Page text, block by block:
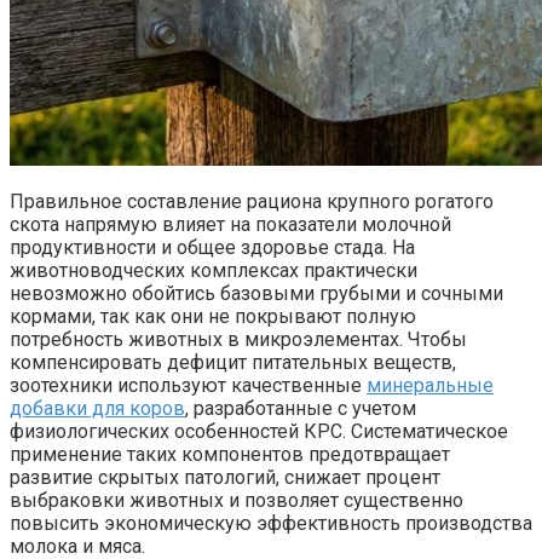
Правильное составление рациона крупного рогатого
скота напрямую влияет на показатели молочной
продуктивности и общее здоровье стада. На
животноводческих комплексах практически
невозможно обойтись базовыми грубыми и сочными
кормами, так как они не покрывают полную
потребность животных в микроэлементах. Чтобы
компенсировать дефицит питательных веществ,
зоотехники используют качественные минеральные
добавки для коров, разработанные с учетом
физиологических особенностей КРС. Систематическое
применение таких компонентов предотвращает
развитие скрытых патологий, снижает процент
выбраковки животных и позволяет существенно
повысить экономическую эффективность производства
молока и мяса.